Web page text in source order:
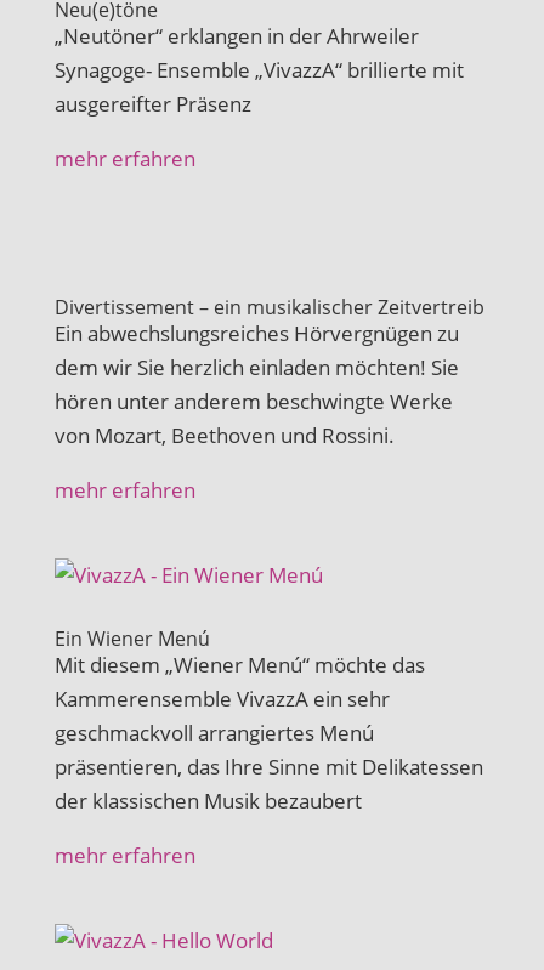
Neu(e)töne
„Neutöner“ erklangen in der Ahrweiler
Synagoge- Ensemble „VivazzA“ brillierte mit
ausgereifter Präsenz
mehr erfahren
Divertissement – ein musikalischer Zeitvertreib
Ein abwechslungsreiches Hörvergnügen zu
dem wir Sie herzlich einladen möchten! Sie
hören unter anderem beschwingte Werke
von Mozart, Beethoven und Rossini.
mehr erfahren
Ein Wiener Menú
Mit diesem „Wiener Menú“ möchte das
Kammerensemble VivazzA ein sehr
geschmackvoll arrangiertes Menú
präsentieren, das Ihre Sinne mit Delikatessen
der klassischen Musik bezaubert
mehr erfahren